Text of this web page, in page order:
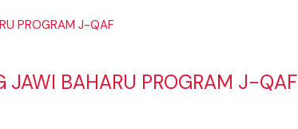
JAWI BAHARU PROGRAM J-QAF